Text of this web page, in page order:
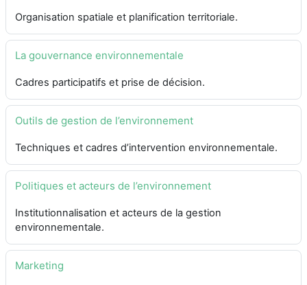
Organisation spatiale et planification territoriale.
La gouvernance environnementale
Cadres participatifs et prise de décision.
Outils de gestion de l’environnement
Techniques et cadres d’intervention environnementale.
Politiques et acteurs de l’environnement
Institutionnalisation et acteurs de la gestion
environnementale.
Marketing